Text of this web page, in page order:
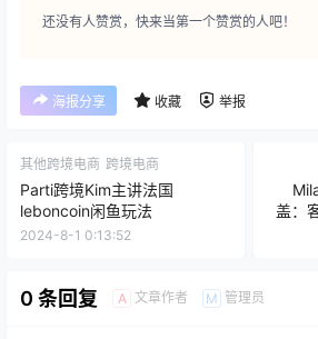
还没有人赞赏，快来当第一个赞赏的人吧！
海报分享 收藏 举报
其他跨境电商 跨境电商
Parti跨境Kim主讲法国
leboncoin闲鱼玩法
2024-8-1 0:13:52
盖：
0 条回复 A 文章作者 M 管理员